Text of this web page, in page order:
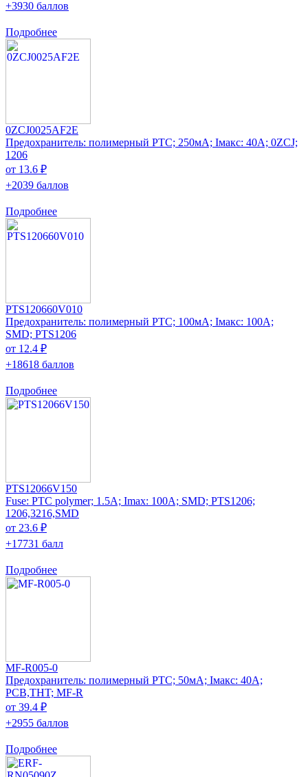
+3930 баллов
Подробнее
0ZCJ0025AF2E
Предохранитель: полимерный PTC; 250мА; Iмакс: 40А; 0ZCJ;
1206
от 13.6 ₽
+2039 баллов
Подробнее
PTS120660V010
Предохранитель: полимерный PTC; 100мА; Iмакс: 100А;
SMD; PTS1206
от 12.4 ₽
+18618 баллов
Подробнее
PTS12066V150
Fuse: PTC polymer; 1.5A; Imax: 100A; SMD; PTS1206;
1206,3216,SMD
от 23.6 ₽
+17731 балл
Подробнее
MF-R005-0
Предохранитель: полимерный PTC; 50мА; Iмакс: 40А;
PCB,THT; MF-R
от 39.4 ₽
+2955 баллов
Подробнее